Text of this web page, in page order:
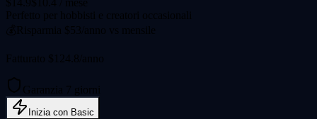
$14.9$10.4
/ mese
Perfetto per hobbisti e creatori occasionali
💰 Risparmia $53/anno vs mensile
Fatturato $124.8/anno
Garanzia 7 giorni
Inizia con Basic